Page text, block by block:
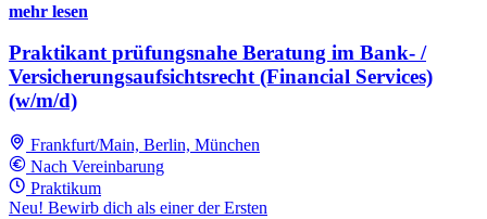
mehr lesen
Praktikant prüfungsnahe Beratung im Bank- /
Versicherungsaufsichtsrecht (Financial Services)
(w/m/d)
Frankfurt/Main, Berlin, München
Nach Vereinbarung
Praktikum
Neu! Bewirb dich als einer der Ersten